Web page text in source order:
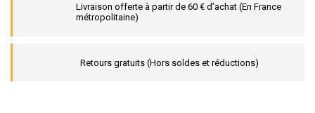
Livraison offerte à partir de 60 € d’achat (En France
métropolitaine)
Retours gratuits (Hors soldes et réductions)